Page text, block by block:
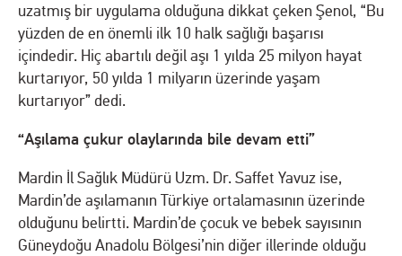
uzatmış bir uygulama olduğuna dikkat çeken Şenol, “Bu
yüzden de en önemli ilk 10 halk sağlığı başarısı
içindedir. Hiç abartılı değil aşı 1 yılda 25 milyon hayat
kurtarıyor, 50 yılda 1 milyarın üzerinde yaşam
kurtarıyor” dedi.
“Aşılama çukur olaylarında bile devam etti”
Mardin İl Sağlık Müdürü Uzm. Dr. Saffet Yavuz ise,
Mardin’de aşılamanın Türkiye ortalamasının üzerinde
olduğunu belirtti. Mardin’de çocuk ve bebek sayısının
Güneydoğu Anadolu Bölgesi’nin diğer illerinde olduğu